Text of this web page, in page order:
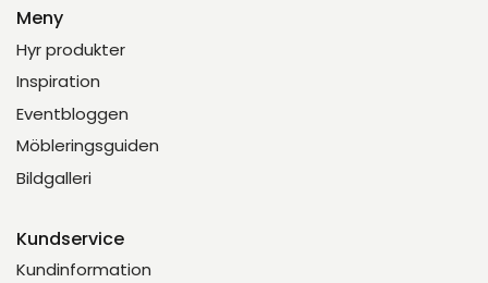
Meny
Hyr produkter
Inspiration
Eventbloggen
Möbleringsguiden
Bildgalleri
Kundservice
Kundinformation